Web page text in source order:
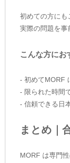
初めての方にも
実際の問題を事
こんな方にお
- 初めてMORF
- 限られた時間
- 信頼できる日
まとめ｜
MORF は専門